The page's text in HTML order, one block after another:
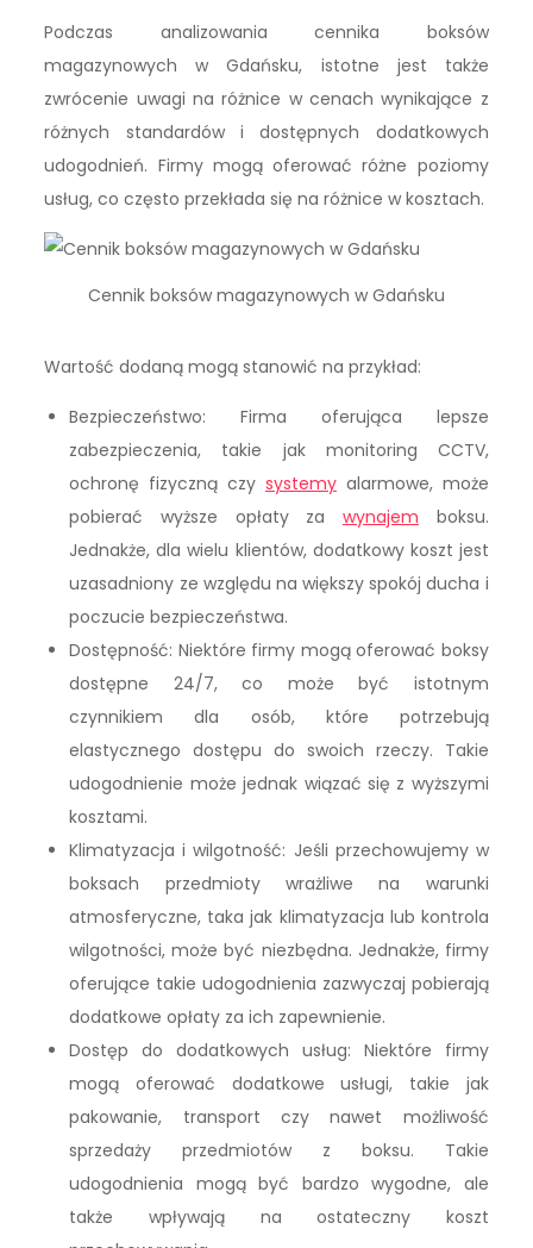
Podczas analizowania cennika boksów
magazynowych w Gdańsku, istotne jest także
zwrócenie uwagi na różnice w cenach wynikające z
różnych standardów i dostępnych dodatkowych
udogodnień. Firmy mogą oferować różne poziomy
usług, co często przekłada się na różnice w kosztach.
Cennik boksów magazynowych w Gdańsku
Wartość dodaną mogą stanowić na przykład:
Bezpieczeństwo: Firma oferująca lepsze
zabezpieczenia, takie jak monitoring CCTV,
ochronę fizyczną czy systemyalarmowe, może
pobierać wyższe opłaty za wynajem boksu.
Jednakże, dla wielu klientów, dodatkowy koszt jest
uzasadniony ze względu na większy spokój ducha i
poczucie bezpieczeństwa.
Dostępność: Niektóre firmy mogą oferować boksy
dostępne 24/7, co może być istotnym
czynnikiem dla osób, które potrzebują
elastycznego dostępu do swoich rzeczy. Takie
udogodnienie może jednak wiązać się z wyższymi
kosztami.
Klimatyzacja i wilgotność: Jeśli przechowujemy w
boksach przedmioty wrażliwe na warunki
atmosferyczne, taka jak klimatyzacja lub kontrola
wilgotności, może być niezbędna. Jednakże, firmy
oferujące takie udogodnienia zazwyczaj pobierają
dodatkowe opłaty za ich zapewnienie.
Dostęp do dodatkowych usług: Niektóre firmy
mogą oferować dodatkowe usługi, takie jak
pakowanie, transport czy nawet możliwość
sprzedaży przedmiotów z boksu. Takie
udogodnienia mogą być bardzo wygodne, ale
także wpływają na ostateczny koszt